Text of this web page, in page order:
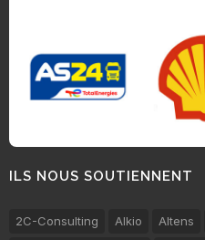
ILS NOUS SOUTIENNENT
2C-Consulting Alkio Altens